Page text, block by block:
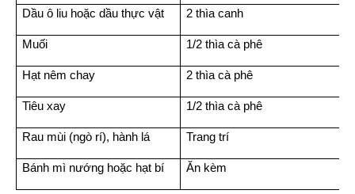
Dầu ô liu hoặc dầu thực vật 2 thìa canh
Muối 1/2 thìa cà phê
Hạt nêm chay 2 thìa cà phê
Tiêu xay 1/2 thìa cà phê
Rau mùi (ngò rí), hành lá Trang trí
Bánh mì nướng hoặc hạt bí Ăn kèm